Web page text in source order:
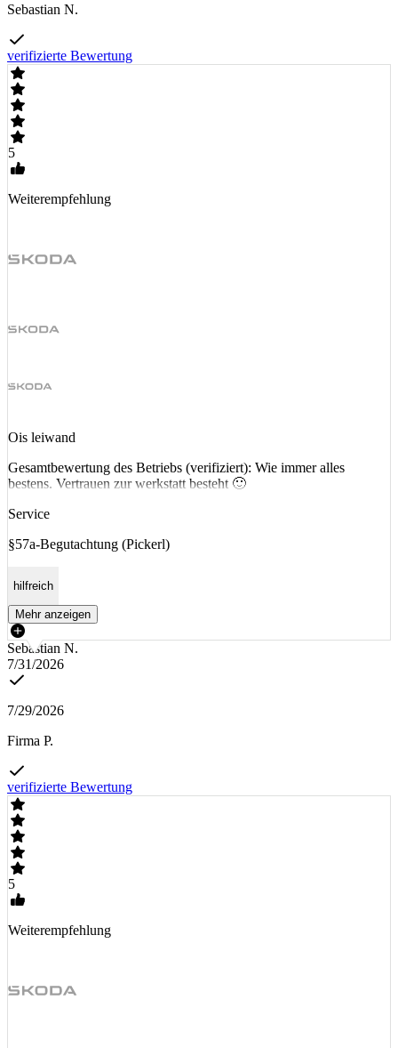
Sebastian N.
verifizierte Bewertung
5
Weiterempfehlung
Ois leiwand
Gesamtbewertung des Betriebs (verifiziert): Wie immer alles
bestens. Vertrauen zur werkstatt besteht 🙂
Service
§57a-Begutachtung (Pickerl)
hilfreich
Mehr anzeigen
Sebastian N.
7/31/2026
7/29/2026
Firma P.
verifizierte Bewertung
5
Weiterempfehlung